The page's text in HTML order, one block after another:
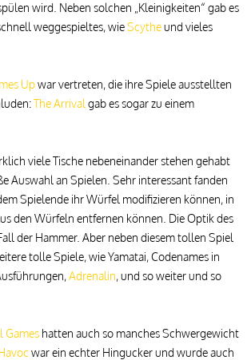
wird. Neben solchen „Kleinigkeiten“ gab es
weggespieltes, wieScytheund vieles
Upwar vertreten, die ihre Spiele ausstellten
The Arrival gab es sogar zu einem
viele Tische nebeneinander stehen gehabt
Auswahl an Spielen. Sehr interessant fanden
Spielende ihr Würfel modifizieren können, in
den Würfeln entfernen können. Die Optik des
der Hammer. Aber neben diesem tollen Spiel
tolle Spiele, wie Yamatai, Codenames in
Adrenalin, und so weiter und so
Games hatten auch so manches Schwergewicht
war ein echter Hingucker und wurde auch